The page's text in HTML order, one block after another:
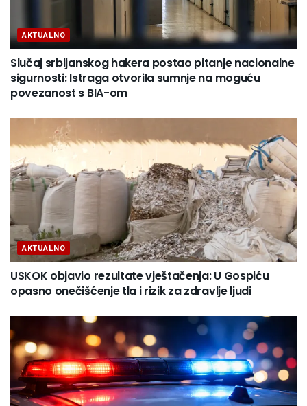
AKTUALNO
Slučaj srbijanskog hakera postao pitanje nacionalne
sigurnosti: Istraga otvorila sumnje na moguću
povezanost s BIA-om
AKTUALNO
USKOK objavio rezultate vještačenja: U Gospiću
opasno onečišćenje tla i rizik za zdravlje ljudi